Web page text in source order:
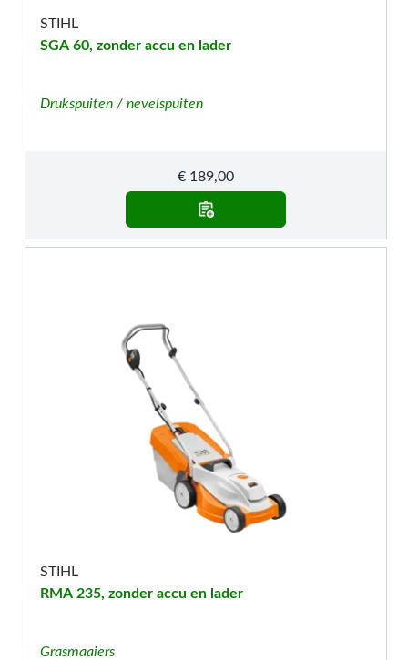
STIHL
SGA 60, zonder accu en lader
Drukspuiten / nevelspuiten
€ 189,00
STIHL
RMA 235, zonder accu en lader
Grasmaaiers